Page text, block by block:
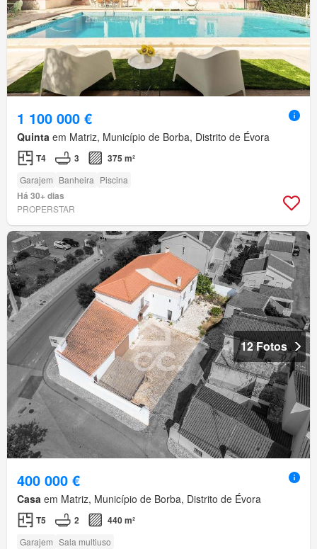
1 100 000 €
Quinta em Matriz, Município de Borba, Distrito de Évora
T4 3 375 m²
Garajem Banheira Piscina
Há 30+ dias
PROPERSTAR
12 Fotos
400 000 €
Casa em Matriz, Município de Borba, Distrito de Évora
T5 2 440 m²
Garajem Sala multiuso